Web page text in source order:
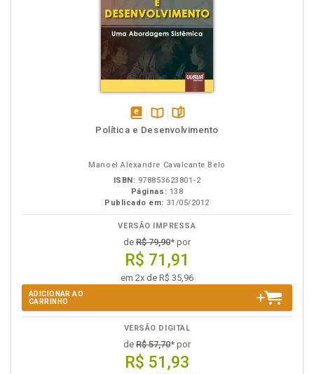
disponívelDisponível
páginas
Política e Desenvolvimento
Manoel Alexandre Cavalcante Belo
ISBN: 978853623801-2
Páginas: 138
Publicado em: 31/05/2012
VERSÃO IMPRESSA
de R$ 79,90* por
R$ 71,91
em 2x de R$ 35,96
ADICIONAR AO
CARRINHO
VERSÃO DIGITAL
de R$ 57,70* por
R$ 51,93